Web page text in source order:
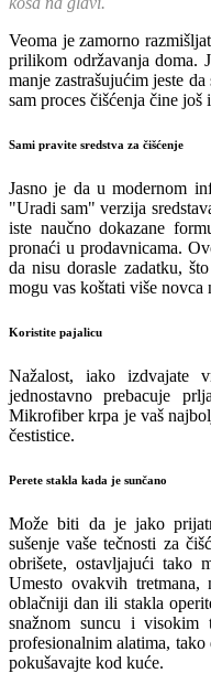
Veoma je zamorno
prilikom održavanja doma.
manje zastrašujućim jeste
sam proces čišćenja čine još
Sami pravite sredstva za čišćenje
Jasno je da u modernom
"Uradi sam" verzija
iste naučno dokazane
pronaći u prodavnicama.
da nisu dorasle zadatku,
mogu vas koštati više novca
Koristite pajalicu
Nažalost, iako izdvajate
jednostavno prebacuje
Mikrofiber krpa je vaš
čestistice.
Perete stakla kada je sunčano
Može biti da je jako
sušenje vaše tečnosti za
obrišete, ostavljajući tako
Umesto ovakvih
oblačniji dan ili stakla
snažnom suncu i visokim
profesionalnim alatima,
pokušavajte kod kuće.